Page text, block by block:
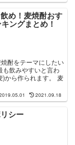
め！麦焼酎おす
ングまとめ！
酎をテーマにしたい
も飲みやすいと言わ
)から作られます。 麦
2021.09.18
シー